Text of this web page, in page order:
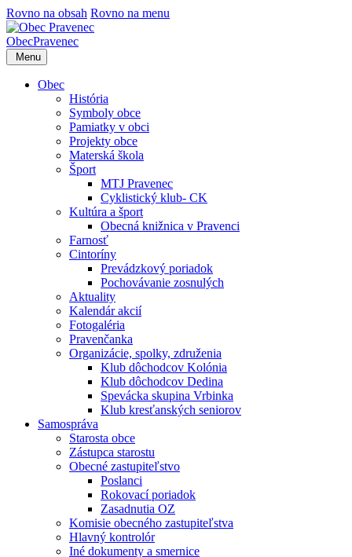
Rovno na obsah Rovno na menu
ObecPravenec
Menu
Obec
História
Symboly obce
Pamiatky v obci
Projekty obce
Materská škola
Šport
MTJ Pravenec
Cyklistický klub- CK
Kultúra a šport
Obecná knižnica v Pravenci
Farnosť
Cintoríny
Prevádzkový poriadok
Pochovávanie zosnulých
Aktuality
Kalendár akcií
Fotogaléria
Pravenčanka
Organizácie, spolky, združenia
Klub dôchodcov Kolónia
Klub dôchodcov Dedina
Spevácka skupina Vrbinka
Klub kresťanských seniorov
Samospráva
Starosta obce
Zástupca starostu
Obecné zastupiteľstvo
Poslanci
Rokovací poriadok
Zasadnutia OZ
Komisie obecného zastupiteľstva
Hlavný kontrolór
Iné dokumenty a smernice